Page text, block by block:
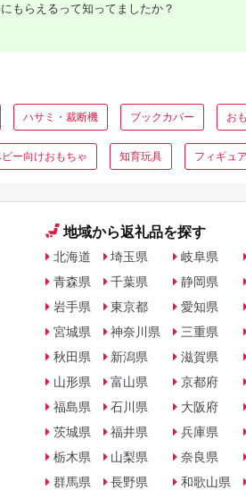
もらえるって知ってましたか？
ハサミ・裁断機 ブックカバー お
ー向けおもちゃ 知育玩具 フィギュア
地域から返礼品を探す
北海道
青森県
岩手県
宮城県
秋田県
山形県
福島県
茨城県
栃木県
群馬県
埼玉県
千葉県
東京都
神奈川県
新潟県
富山県
石川県
福井県
山梨県
長野県
岐阜県
静岡県
愛知県
三重県
滋賀県
京都府
大阪府
兵庫県
奈良県
和歌山県